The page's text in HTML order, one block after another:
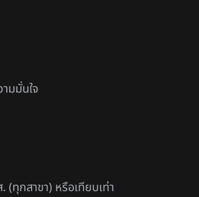
มมั่นใจ
ทุกสาขา) หรือเทียบเท่า